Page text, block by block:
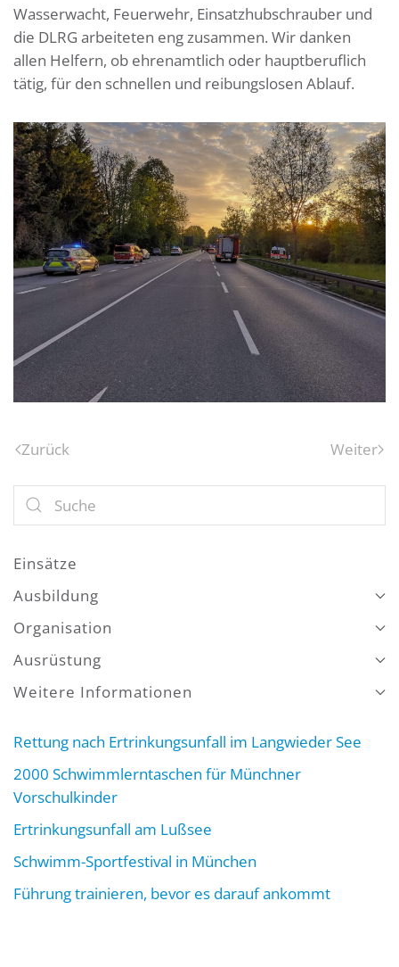
Wasserwacht, Feuerwehr, Einsatzhubschrauber und
die DLRG arbeiteten eng zusammen. Wir danken
allen Helfern, ob ehrenamtlich oder hauptberuflich
tätig, für den schnellen und reibungslosen Ablauf.
Zurück Weiter
Einsätze
Ausbildung
Organisation
Ausrüstung
Weitere Informationen
Rettung nach Ertrinkungsunfall im Langwieder See
2000 Schwimmlerntaschen für Münchner
Vorschulkinder
Ertrinkungsunfall am Lußsee
Schwimm-Sportfestival in München
Führung trainieren, bevor es darauf ankommt